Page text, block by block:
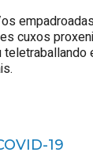
cuxos
19